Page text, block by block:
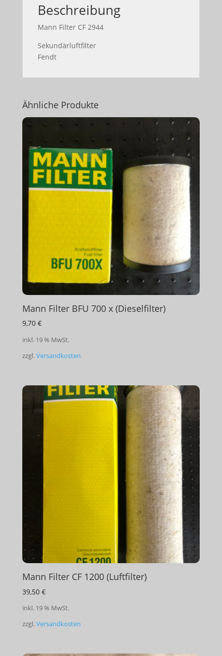
Beschreibung
Mann Filter CF 2944
Sekundärluftfilter
Fendt
Ähnliche Produkte
Mann Filter BFU 700 x (Dieselfilter)
9,70 €
inkl. 19 % MwSt.
zzgl.Versandkosten
Mann Filter CF 1200 (Luftfilter)
39,50 €
inkl. 19 % MwSt.
zzgl.Versandkosten